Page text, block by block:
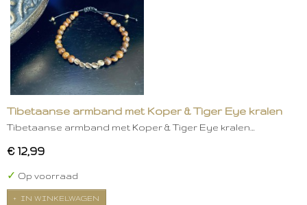
Tibetaanse armband met Koper & Tiger Eye kralen
Tibetaanse armband met Koper & Tiger Eye kralen…
€ 12,99
✓ Op voorraad
IN WINKELWAGEN